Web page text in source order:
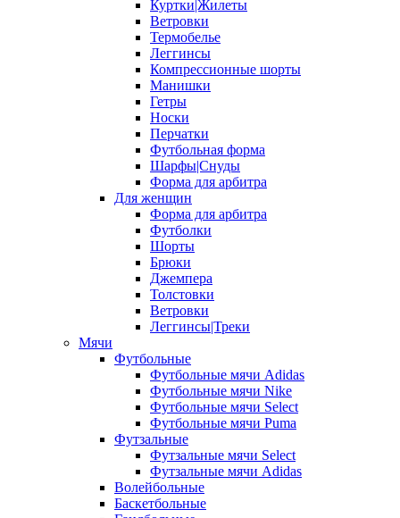
Куртки|Жилеты
Ветровки
Термобелье
Леггинсы
Компрессионные шорты
Манишки
Гетры
Носки
Перчатки
Футбольная форма
Шарфы|Снуды
Форма для арбитра
Для женщин
Форма для арбитра
Футболки
Шорты
Брюки
Джемпера
Толстовки
Ветровки
Леггинсы|Треки
Мячи
Футбольные
Футбольные мячи Adidas
Футбольные мячи Nike
Футбольные мячи Select
Футбольные мячи Puma
Футзальные
Футзальные мячи Select
Футзальные мячи Adidas
Волейбольные
Баскетбольные